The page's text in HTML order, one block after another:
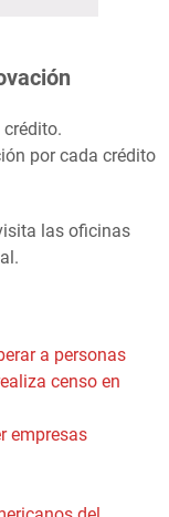
por cada crédito
las oficinas
a personas
censo en
empresas